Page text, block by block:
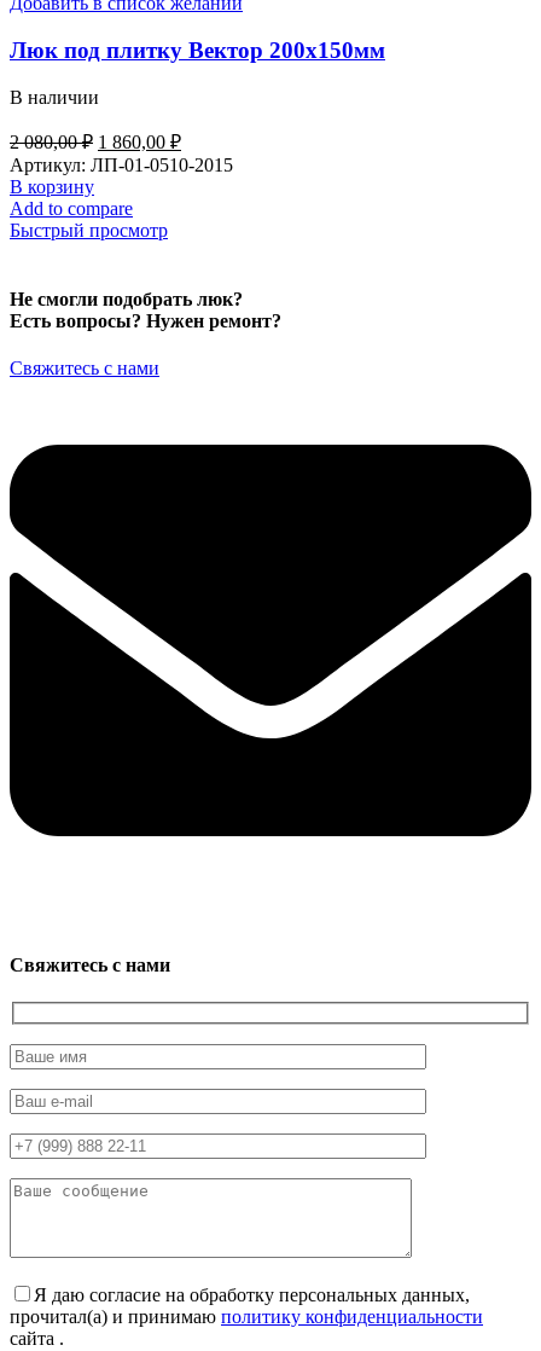
Люк под плитку Вектор 200х150мм
В наличии
2 080,00₽ Первоначальная
цена
2
080,00 ₽.
1 860,00 ₽Текущая
цена:
Артикул: ЛП-01-0510-2015
В корзину
Add to compare
Быстрый просмотр
Не смогли подобрать люк?
Есть вопросы? Нужен ремонт?
Свяжитесь с нами
Свяжитесь с нами
Я даю согласие на обработку персональных данных,
прочитал(а) и принимаю политику конфиденциальности
сайта .